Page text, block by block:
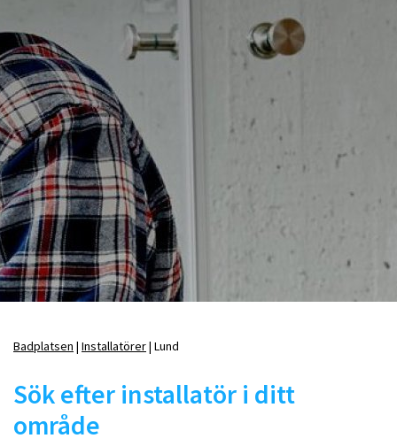
Våra varumärken
Badplatsen Installatörer Lund
Sök efter installatör i ditt
område